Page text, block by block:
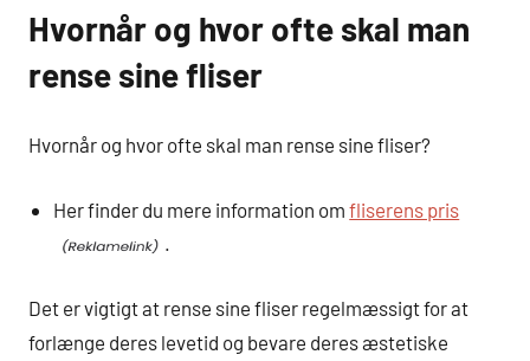
Hvornår og hvor ofte skal man
rense sine fliser
Hvornår og hvor ofte skal man rense sine fliser?
Her finder du mere information omfliserens pris
.
Det er vigtigt at rense sine fliser regelmæssigt for at
forlænge deres levetid og bevare deres æstetiske